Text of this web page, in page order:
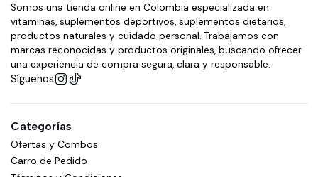
Somos una tienda online en Colombia especializada en
vitaminas, suplementos deportivos, suplementos dietarios,
productos naturales y cuidado personal. Trabajamos con
marcas reconocidas y productos originales, buscando ofrecer
una experiencia de compra segura, clara y responsable.
Síguenos
Categorías
Ofertas y Combos
Carro de Pedido